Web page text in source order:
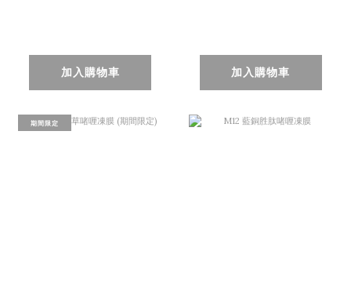
加入購物車 加入購物車
期間限定